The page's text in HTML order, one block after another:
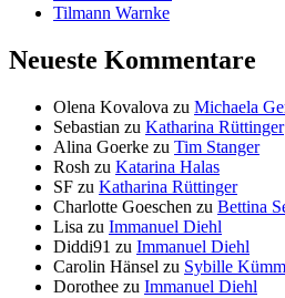
Tilmann Warnke
Neueste Kommentare
Olena Kovalova zu Michaela
Sebastian zu Katharina Rüttinger
Alina Goerke zu Tim Stanger
Rosh zu Katarina Halas
SF zu Katharina Rüttinger
Charlotte Goeschen zu Bettina
Lisa zu Immanuel Diehl
Diddi91 zu Immanuel Diehl
Carolin Hänsel zu Sybille
Dorothee zu Immanuel Diehl